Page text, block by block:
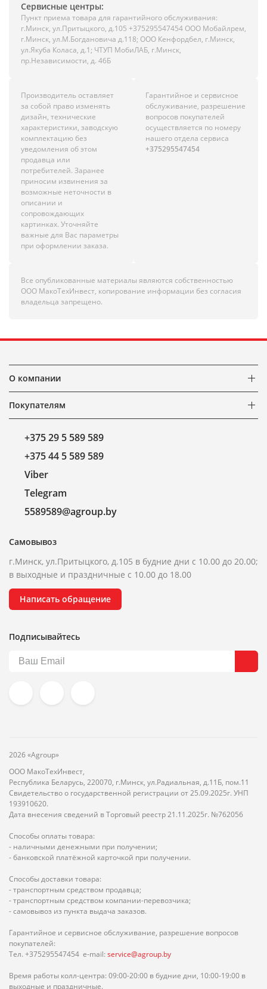
Сервисные центры:
Пункт приема товара для гарантийного обслуживания:
г.Минск, ул.Притыцкого, д.105 +375295547454 ООО Мобайлрем,
г.Минск, ул.М.Богдановича д.118; ООО Кенфордбел, г.Минск,
ул.Якуба Коласа, д.1; ЧТУП МобиЛАБ, г.Минск,
пр.Независимости, д. 46Б
Производитель оставляет
за собой право изменять
дизайн, технические
характеристики, заводскую
комплектацию без
уведомления об этом
продавца или
потребителей. Заранее
приносим извинения за
возможные неточности в
описании и
сопровождающих
картинках. Уточняйте
важные для Вас параметры
при оформлении заказа.
Гарантийное и сервисное
обслуживание, разрешение
вопросов покупателей
осуществляется по номеру
нашего отдела сервиса
+375295547454
Все опубликованные материалы являются собственностью
ООО МакоТехИнвест, копирование информации без согласия
владельца запрещено.
О компании
Покупателям
+375 29 5 589 589
+375 44 5 589 589
Viber
Telegram
5589589@agroup.by
Самовывоз
г.Минск, ул.Притыцкого, д.105 в будние дни с 10.00 до 20.00;
в выходные и праздничные с 10.00 до 18.00
Написать обращение
Подписывайтесь
2026 «Agroup»
ООО МакоТехИнвест,
Республика Беларусь, 220070, г.Минск, ул.Радиальная, д.11Б, пом.11
Свидетельство о государственной регистрации от 25.09.2025г. УНП
193910620.
Дата внесения сведений в Торговый реестр 21.11.2025г. №762056
Способы оплаты товара:
- наличными денежными при получении;
- банковской платёжной карточкой при получении.
Способы доставки товара:
- транспортным средством продавца;
- транспортным средством компании-перевозчика;
- самовывоз из пункта выдача заказов.
Гарантийное и сервисное обслуживание, разрешение вопросов
покупателей:
Тел. +375295547454 e-mail: service@agroup.by
Время работы колл-центра: 09:00-20:00 в будние дни, 10:00-19:00 в
выходные и праздничные.